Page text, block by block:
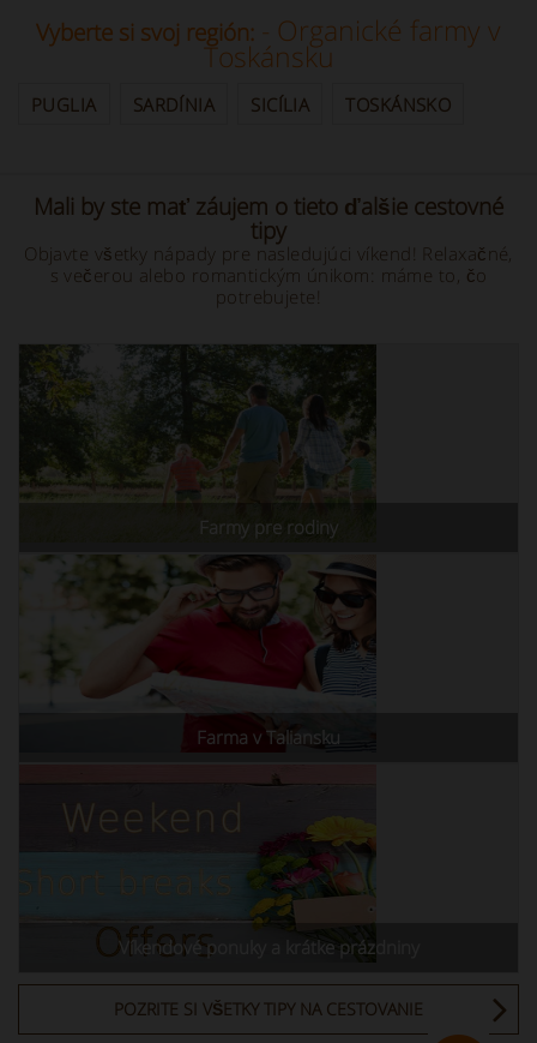
Vyberte si svoj región: - Organické farmy v
Toskánsku
PUGLIA SARDÍNIA SICÍLIA TOSKÁNSKO
Mali by ste mať záujem o tieto ďalšie cestovné
tipy
Objavte všetky nápady pre nasledujúci víkend! Relaxačné,
s večerou alebo romantickým únikom: máme to, čo
potrebujete!
Farmy pre rodiny
Farma v Taliansku
Víkendové ponuky a krátke prázdniny
POZRITE SI VŠETKY TIPY NA CESTOVANIE